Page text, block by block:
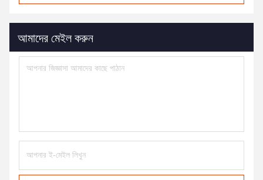
আমাদের মেইল করুন